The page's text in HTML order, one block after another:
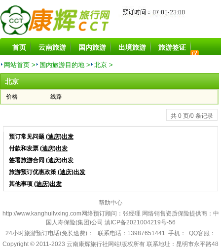
首页 云南旅游 国内旅游 出境旅游
旅游签证
旅游酒店
旅游景点 旅游租车
网站首页 > 国内旅游目的地 > 北京 >
北京
价格 线路
共 0 页/0 条记录
预订常见问题 (迪庆)出发
付款和发票 (迪庆)出发
签署旅游合同 (迪庆)出发
旅游预订优惠政策 (迪庆)出发
其他事项 (迪庆)出发
帮助中心
http://www.kanghuilvxing.com网络预订顾问：张经理 网络销售资质保险提供商：中
国人寿保险(集团)公司 滇ICP备2021004219号-56
24小时旅游预订电话(免长途费)： 联系电话：13987651441 手机： QQ客服：
Copyright © 2011-2023 云南康辉旅行社网站!版权所有 联系地址：昆明市永平路48